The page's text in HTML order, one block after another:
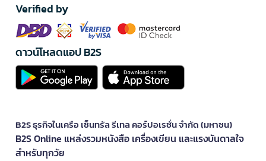
Verified by
ดาวน์โหลดแอป B2S
B2S ธุรกิจในเครือ เซ็นทรัล รีเทล คอร์ปอเรชั่น จำกัด (มหาชน)
B2S Online แหล่งรวมหนังสือ เครื่องเขียน และแรงบันดาลใจ
สำหรับทุกวัย